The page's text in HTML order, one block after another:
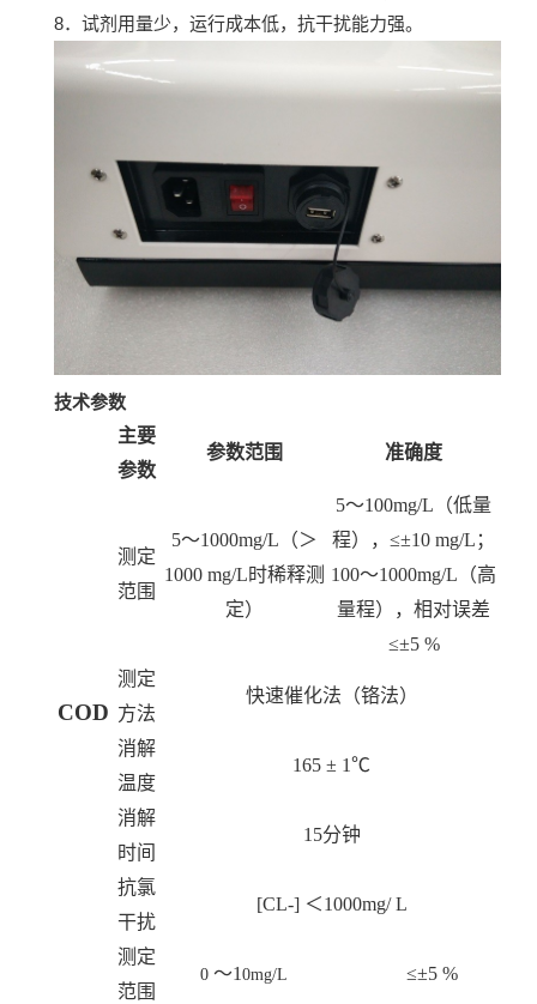
8． 试剂用量少，运行成本低，抗干扰能力强。
技术参数
主要
参数
参数范围 准确度
COD
测定
范围
5～1000mg/L （＞
1000 mg/L时稀释测
定）
5～100mg/L （低量
程），≤±10 mg/L ；
100～1000mg/L （高
量程），相对误差
≤±5 %
测定
方法
快速催化法（铬法）
消解
温度
165 ± 1℃
消解
时间
15分钟
抗氯
干扰
[CL-] ＜1000mg/ L
测定
范围
0 ～1 0mg/L ≤±5 %